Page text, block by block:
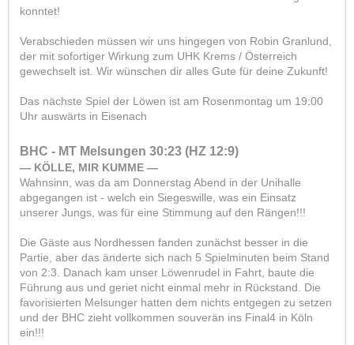
konntet!
Verabschieden müssen wir uns hingegen von Robin Granlund,
der mit sofortiger Wirkung zum UHK Krems / Österreich
gewechselt ist. Wir wünschen dir alles Gute für deine Zukunft!
Das nächste Spiel der Löwen ist am Rosenmontag um 19:00
Uhr auswärts in Eisenach
BHC - MT Melsungen 30:23 (HZ 12:9)
— KÖLLE, MIR KUMME —
Wahnsinn, was da am Donnerstag Abend in der Unihalle
abgegangen ist - welch ein Siegeswille, was ein Einsatz
unserer Jungs, was für eine Stimmung auf den Rängen!!!
Die Gäste aus Nordhessen fanden zunächst besser in die
Partie, aber das änderte sich nach 5 Spielminuten beim Stand
von 2:3. Danach kam unser Löwenrudel in Fahrt, baute die
Führung aus und geriet nicht einmal mehr in Rückstand. Die
favorisierten Melsunger hatten dem nichts entgegen zu setzen
und der BHC zieht vollkommen souverän ins Final4 in Köln
ein!!!